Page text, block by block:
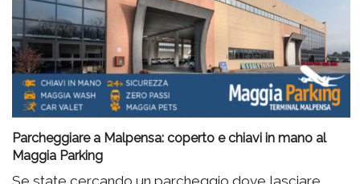
Parcheggiare a Malpensa: coperto e chiavi in mano al
Maggia Parking
Se state cercando un parcheggio dove lasciare